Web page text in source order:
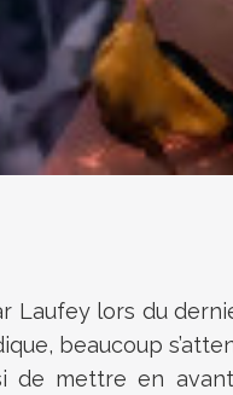
Laufey lors du
beaucoup
de mettre en